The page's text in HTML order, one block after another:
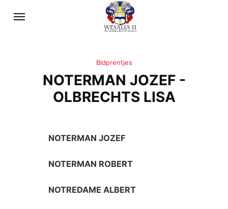
Bidprentjes
NOTERMAN JOZEF -
OLBRECHTS LISA
NOTERMAN JOZEF
NOTERMAN ROBERT
NOTREDAME ALBERT